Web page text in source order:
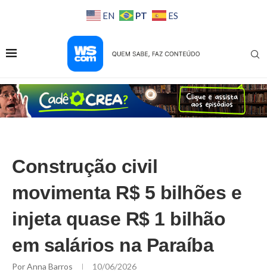
EN PT ES
Construção civil
movimenta R$ 5 bilhões e
injeta quase R$ 1 bilhão
em salários na Paraíba
PorAnna Barros 10/06/2026